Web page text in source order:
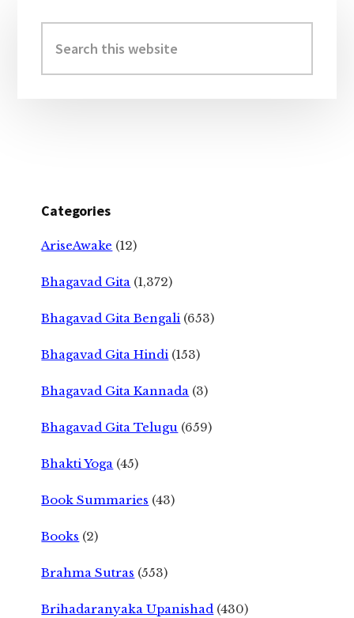
Sidebar
this
website
Categories
AriseAwake (12)
Bhagavad Gita (1,372)
Bhagavad Gita Bengali (653)
Bhagavad Gita Hindi (153)
Bhagavad Gita Kannada (3)
Bhagavad Gita Telugu (659)
Bhakti Yoga (45)
Book Summaries (43)
Books (2)
Brahma Sutras (553)
Brihadaranyaka Upanishad (430)